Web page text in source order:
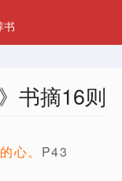
书
书摘16则
心。 P43